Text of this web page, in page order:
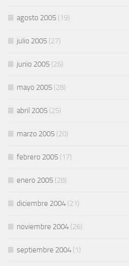
agosto 2005 (19)
julio 2005 (27)
junio 2005 (26)
mayo 2005 (28)
abril 2005 (25)
marzo 2005 (20)
febrero 2005 (17)
enero 2005 (28)
diciembre 2004 (21)
noviembre 2004 (26)
septiembre 2004 (1)